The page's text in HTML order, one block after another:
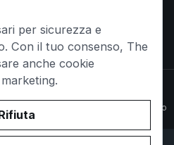
Group
Stampa gratis
Chi Siamo
per sicurezza e
Con il tuo consenso, The
anche cookie